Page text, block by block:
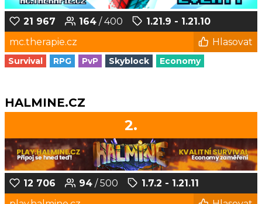
21 967 164 / 400
1.21.9 - 1.21.10
mc.therapie.cz
Hlasovat
Survival RPG PvP Skyblock Economy
HALMINE.CZ
2.
12 706 94 / 500
1.7.2 - 1.21.11